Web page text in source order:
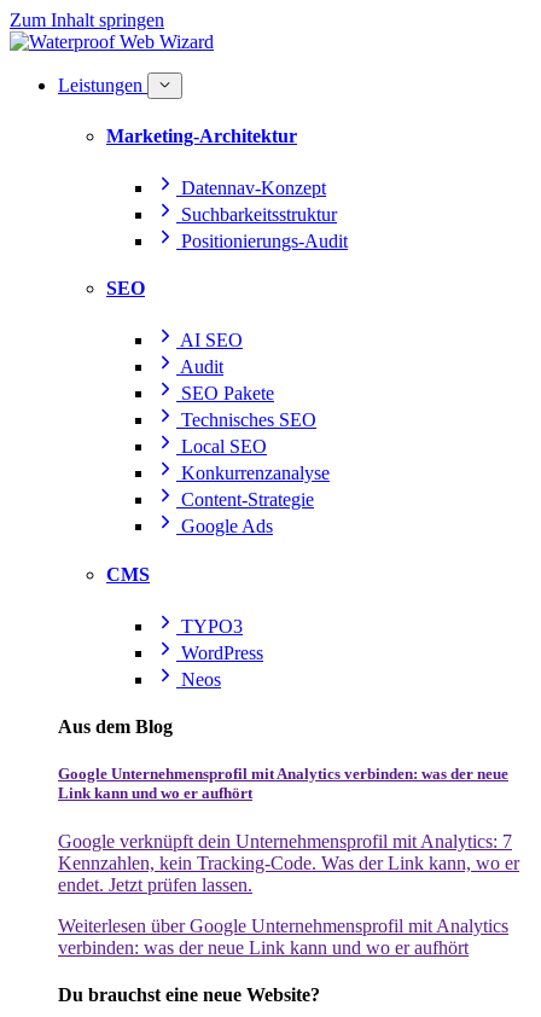
Zum Inhalt springen
Leistungen
Marketing-Architektur
Datennav-Konzept
Suchbarkeitsstruktur
Positionierungs-Audit
SEO
AI SEO
Audit
SEO Pakete
Technisches SEO
Local SEO
Konkurrenzanalyse
Content-Strategie
Google Ads
CMS
TYPO3
WordPress
Neos
Aus dem Blog
Google Unternehmensprofil mit Analytics verbinden: was der neue
Link kann und wo er aufhört
Google verknüpft dein Unternehmensprofil mit Analytics: 7
Kennzahlen, kein Tracking-Code. Was der Link kann, wo er
endet. Jetzt prüfen lassen.
Weiterlesen über Google Unternehmensprofil mit Analytics
verbinden: was der neue Link kann und wo er aufhört
Du brauchst eine neue Website?